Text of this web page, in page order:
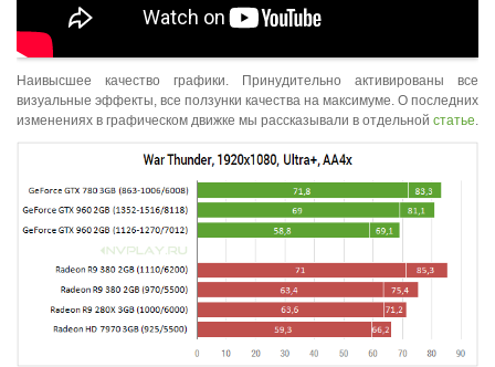
Наивысшее качество графики. Принудительно активированы все
визуальные эффекты, все ползунки качества на максимуме. О последних
изменениях в графическом движке мы рассказывали в отдельной статье.